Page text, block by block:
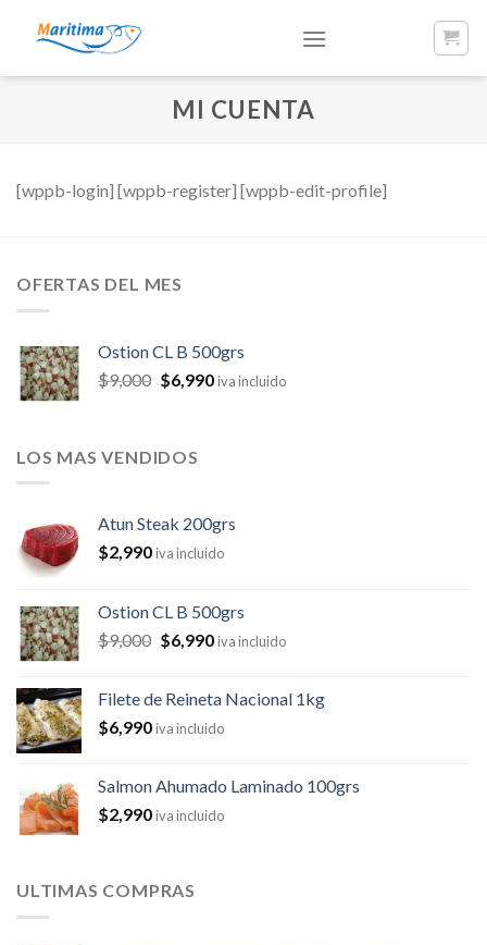
MI CUENTA
[wppb-login] [wppb-register] [wppb-edit-profile]
OFERTAS DEL MES
Ostion CL B 500grs
$9,000 $6,990 iva incluido
LOS MAS VENDIDOS
Atun Steak 200grs
$2,990iva incluido
Ostion CL B 500grs
$9,000 $6,990 iva incluido
Filete de Reineta Nacional 1kg
$6,990iva incluido
Salmon Ahumado Laminado 100grs
$2,990iva incluido
ULTIMAS COMPRAS